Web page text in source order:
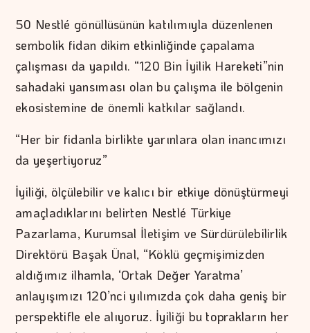
50 Nestlé gönüllüsünün katılımıyla düzenlenen
sembolik fidan dikim etkinliğinde çapalama
çalışması da yapıldı. “120 Bin İyilik Hareketi”nin
sahadaki yansıması olan bu çalışma ile bölgenin
ekosistemine de önemli katkılar sağlandı.
“Her bir fidanla birlikte yarınlara olan inancımızı
da yeşertiyoruz”
İyiliği, ölçülebilir ve kalıcı bir etkiye dönüştürmeyi
amaçladıklarını belirten Nestlé Türkiye
Pazarlama, Kurumsal İletişim ve Sürdürülebilirlik
Direktörü Başak Ünal, “Köklü geçmişimizden
aldığımız ilhamla, ‘Ortak Değer Yaratma’
anlayışımızı 120’nci yılımızda çok daha geniş bir
perspektifle ele alıyoruz. İyiliği bu toprakların her